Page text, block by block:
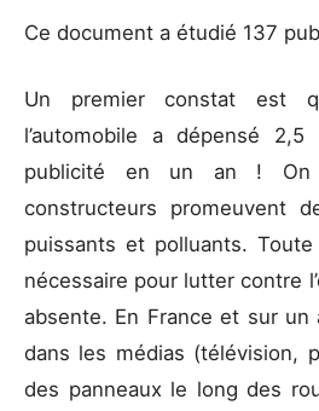
Ce document a étudié 137
Un premier constat est
l’automobile a dépensé 2,5
publicité en un an ! On
constructeurs promeuvent
puissants et polluants.
nécessaire pour lutter contre
absente. En France et sur
dans les médias (télévision,
des panneaux le long des